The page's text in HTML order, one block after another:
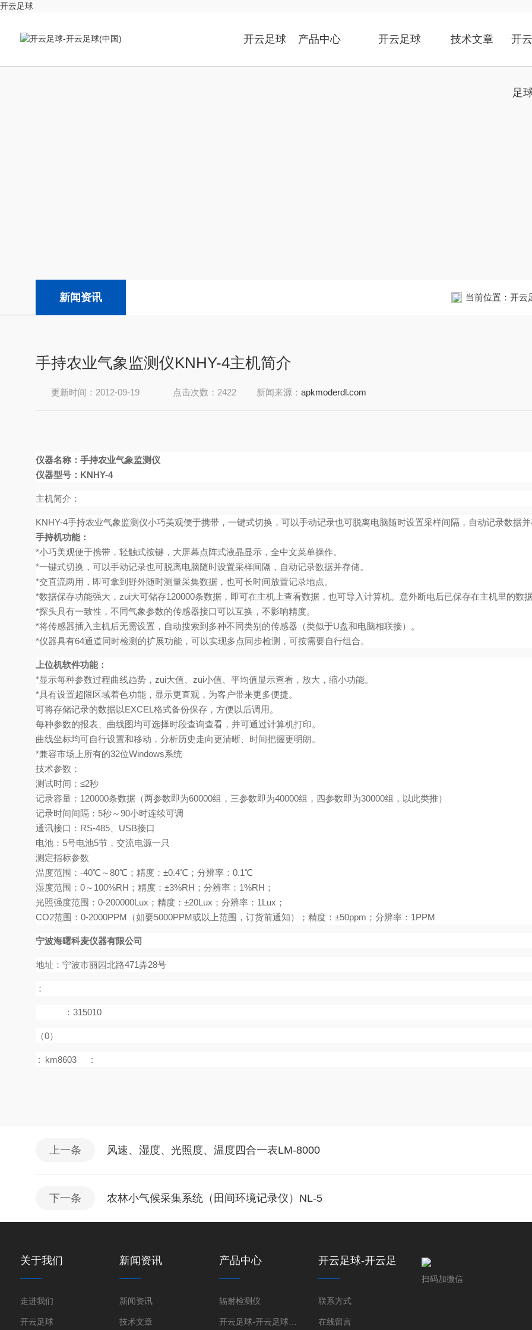
开云足球
开云足球 产品中心 开云足球 技术文章 开
足
新闻资讯 当前位置： 开云
手持农业气象监测仪KNHY-4主机简介
更新时间：2012-09-19 点击次数：2422 新闻来源： apkmoderdl.com
仪器名称：手持农业气象监测仪
仪器型号： KNHY-4
主机简介：
KNHY-4手持农业气象监测仪小巧美观便于携带，一键式切换，可以手动记录也可脱离电脑随时设置采样间隔，自动记录数据并
手持机功能：
*小巧美观便于携带，轻触式按键，大屏幕点阵式液晶显示，全中文菜单操作。
*一键式切换，可以手动记录也可脱离电脑随时设置采样间隔，自动记录数据并存储。
*交直流两用，即可拿到野外随时测量采集数据，也可长时间放置记录地点。
*数据保存功能强大，zui大可储存120000条数据，即可在主机上查看数据，也可导入计算机。意外断电后已保存在主机里的数据
*探头具有一致性，不同气象参数的传感器接口可以互换，不影响精度。
*将传感器插入主机后无需设置，自动搜索到多种不同类别的传感器（类似于U盘和电脑相联接）。
*仪器具有64通道同时检测的扩展功能，可以实现多点同步检测，可按需要自行组合。
上位机软件功能：
*显示每种参数过程曲线趋势，zui大值、zui小值、平均值显示查看，放大，缩小功能。
*具有设置超限区域着色功能，显示更直观，为客户带来更多便捷。
可将存储记录的数据以EXCEL 格式备份保存，方便以后调用。
每种参数的报表、曲线图均可选择时段查询查看，并可通过计算机打印。
曲线坐标均可自行设置和移动，分析历史走向更清晰、时间把握更明朗。
*兼容市场上所有的32位Windows系统
技术参数：
测试时间： ≤2秒
记录容量： 120000条数据（两参数即为60000组，三参数即为40000组，四参数即为30000组，以此类推）
记录时间间隔： 5秒～90小时连续可调
通讯接口： RS-485 USB接口
电池： 5号电池5节，交流电源一只
测定指标参数
温度范围： -40℃ ～80℃ ；精度： ±0.4℃ ；分辨率： 0.1℃
湿度范围： 0～ 100%RH ；精度： ±3%RH ；分辨率： 1%RH ；
光照强度范围： 0-200000Lux ；精度： ±20Lux ；分辨率： 1Lux ；
CO2范围： 0-2000PPM （如要5000PPM或以上范围，订货前通知）；精度： ±50ppm ；分辨率： 1PPM
宁波海曙科麦仪器有限公司
地址：宁波市丽园北路471弄28号
：
：315010
（0）
: km8603 :
上一条 风速、湿度、光照度、温度四合一表LM-8000
下一条 农林小气候采集系统（田间环境记录仪）NL-5
关于我们
走进我们
开云足球
新闻资讯
新闻资讯
技术文章
产品中心
辐射检测仪
开云足球-开云足球(中国)
开云足球-开云足
球(中国)
联系方式
在线留言
扫码加微信